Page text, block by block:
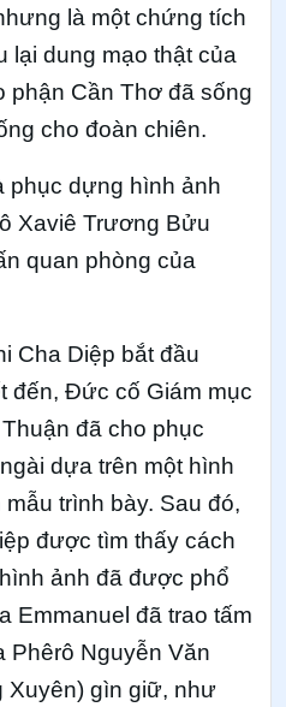
là một chứng tích
lại dung mạo thật của
phận Cần Thơ đã sống
cho đoàn chiên.
phục dựng hình ảnh
Xaviê Trương Bửu
quan phòng của
Cha Diệp bắt đầu
đến, Đức cố Giám mục
đã cho phục
dựa trên một hình
trình bày. Sau đó,
được tìm thấy cách
ảnh đã được phổ
Emmanuel đã trao tấm
Phêrô Nguyễn Văn
Xuyên) gìn giữ, như